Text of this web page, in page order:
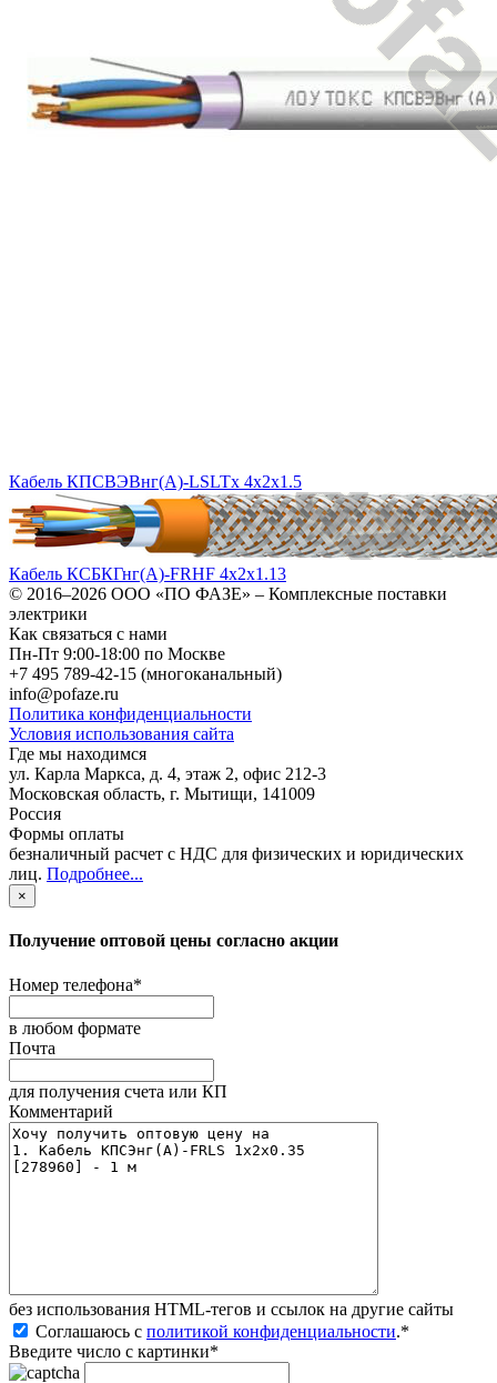
Кабель КПСВЭВнг(А)-LSLTx 4х2х1.5
Кабель КСБКГнг(А)-FRHF 4х2х1.13
© 2016–2026 ООО «ПО ФАЗЕ» – Комплексные поставки
электрики
Как связаться с нами
Пн-Пт 9:00-18:00 по Москве
+7 495 789-42-15 (многоканальный)
info@pofaze.ru
Политика конфиденциальности
Условия использования сайта
Где мы находимся
ул. Карла Маркса, д. 4, этаж 2, офис 212-3
Московская область, г. Мытищи, 141009
Россия
Формы оплаты
безналичный расчет с НДС для физических и юридических
лиц. Подробнее...
×
Получение оптовой цены согласно акции
Номер телефона*
в любом формате
Почта
для получения счета или КП
Комментарий
без иcпользования HTML-тегов и ссылок на другие сайты
Соглашаюсь с политикой конфиденциальности.*
Введите число с картинки*